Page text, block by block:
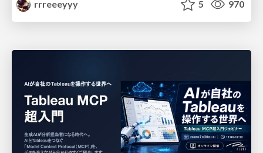
rrreeeyyy 5 970